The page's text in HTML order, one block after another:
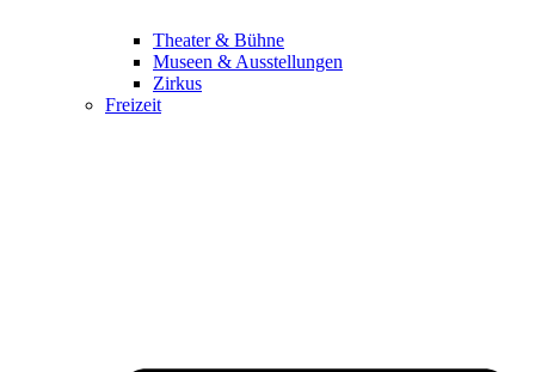
Theater & Bühne
Museen & Ausstellungen
Zirkus
Freizeit